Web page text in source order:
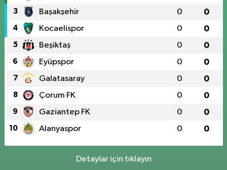
3 Başakşehir 0 0
4 Kocaelispor 0 0
5 Beşiktaş 0 0
6 Eyüpspor 0 0
7 Galatasaray 0 0
8 Çorum FK 0 0
9 Gaziantep FK 0 0
10 Alanyaspor 0 0
Detaylar için tıklayın